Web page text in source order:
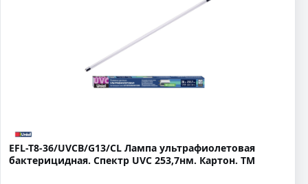
EFL-T8-36/UVCB/G13/CL Лампа ультрафиолетовая
бактерицидная. Спектр UVC 253,7нм. Картон. ТМ